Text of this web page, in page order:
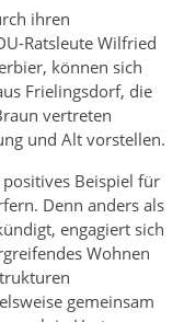
ihren
Ratsleute Wilfried
können sich
Frielingsdorf, die
vertreten
und Alt vorstellen.
Beispiel für
Denn anders als
engagiert sich
Wohnen
gemeinsam